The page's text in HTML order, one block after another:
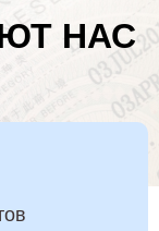
НАС